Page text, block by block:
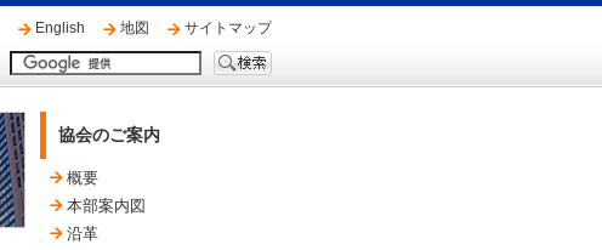
English 地図 サイトマップ
協会のご案内
概要
本部案内図
沿革